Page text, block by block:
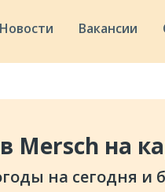
Новости Вакансии
Mersch на
на сегодня